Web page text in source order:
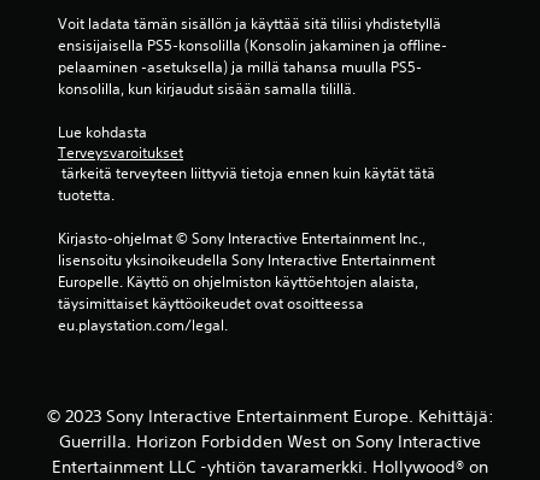
r
a
)
Voit ladata tämän sisällön ja käyttää sitä tiliisi yhdistetyllä
ensisijaisella PS5-konsolilla (Konsolin jakaminen ja offline-
pelaaminen -asetuksella) ja millä tahansa muulla PS5-
konsolilla, kun kirjaudut sisään samalla tilillä.
Lue kohdasta
Terveysvaroitukset
tuotetta.
Kirjasto-ohjelmat © Sony Interactive Entertainment Inc.,
lisensoitu yksinoikeudella Sony Interactive Entertainment
Europelle. Käyttö on ohjelmiston käyttöehtojen alaista,
täysimittaiset käyttöoikeudet ovat osoitteessa
eu.playstation.com/legal.
© 2023 Sony Interactive Entertainment Europe. Kehittäjä:
Guerrilla. Horizon Forbidden West on Sony Interactive
Entertainment LLC -yhtiön tavaramerkki. Hollywood® on